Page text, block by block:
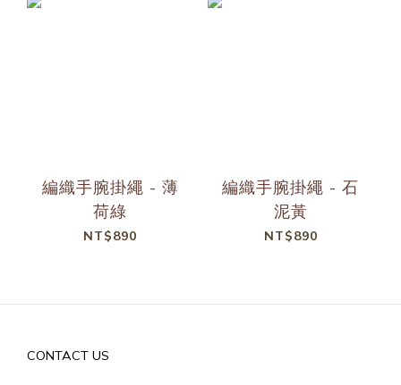
編織手腕掛繩 - 薄
荷綠
NT$890
編織手腕掛繩 - 石
泥黃
NT$890
CONTACT US